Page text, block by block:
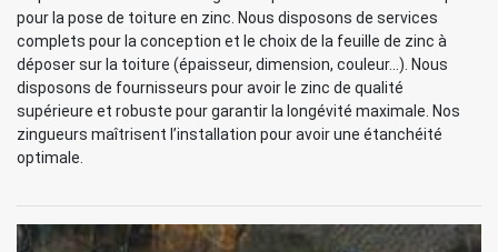
pour la pose de toiture en zinc. Nous disposons de services
complets pour la conception et le choix de la feuille de zinc à
déposer sur la toiture (épaisseur, dimension, couleur…). Nous
disposons de fournisseurs pour avoir le zinc de qualité
supérieure et robuste pour garantir la longévité maximale. Nos
zingueurs maîtrisent l’installation pour avoir une étanchéité
optimale.